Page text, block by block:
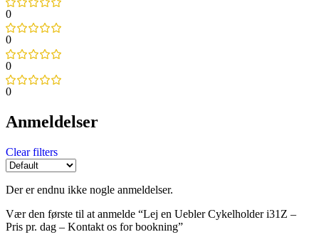
0
0
0
0
Anmeldelser
Clear filters
Der er endnu ikke nogle anmeldelser.
Vær den første til at anmelde “Lej en Uebler Cykelholder i31Z –
Pris pr. dag – Kontakt os for bookning”